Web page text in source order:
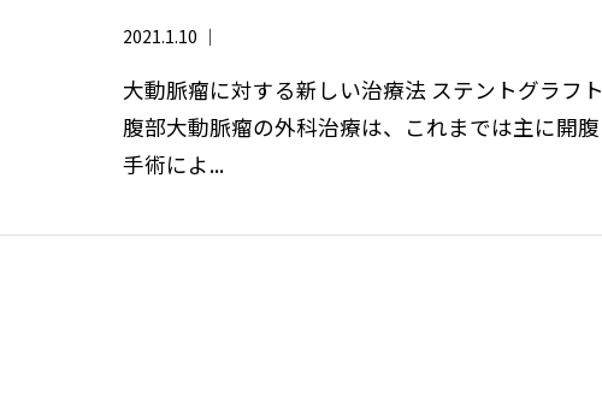
2021.1.10 ｜
大動脈瘤に対する新しい治療法 ステントグラフト
腹部大動脈瘤の外科治療は、これまでは主に開腹
手術によ...